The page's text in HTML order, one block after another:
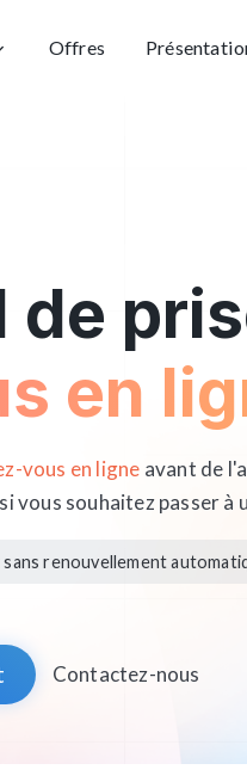
Offres
en
vous en ligne avant de
souhaitez passer à
renouvellement
Contactez-nous